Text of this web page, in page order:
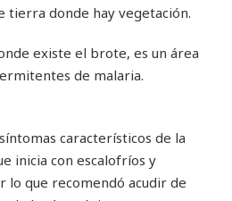
tierra donde hay vegetación.
existe el brote, es un área
de malaria.
característicos de la
inicia con escalofríos y
lo que recomendó acudir de